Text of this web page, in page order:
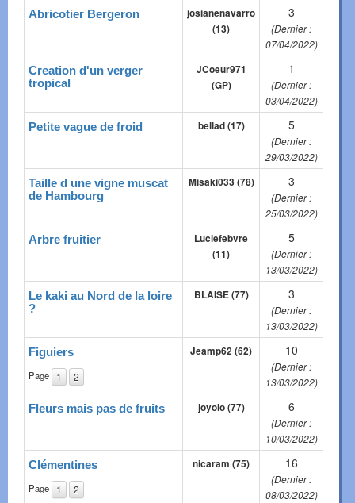
Abricotier Bergeron
josianenavarro
(13)
3
(Dernier :
07/04/2022)
Creation d'un verger
tropical
JCoeur971
(GP)
1
(Dernier :
03/04/2022)
Petite vague de froid bellad (17) 5
(Dernier :
29/03/2022)
Taille d une vigne muscat
de Hambourg
Misaki033 (78) 3
(Dernier :
25/03/2022)
Arbre fruitier
Luclefebvre
(11)
5
(Dernier :
13/03/2022)
Le kaki au Nord de la loire
?
BLAISE (77) 3
(Dernier :
13/03/2022)
Figuiers
Page 1 2
Jeamp62 (62) 10
(Dernier :
13/03/2022)
Fleurs mais pas de fruits joyolo (77) 6
(Dernier :
10/03/2022)
Clémentines
Page 1 2
nicaram (75) 16
(Dernier :
08/03/2022)